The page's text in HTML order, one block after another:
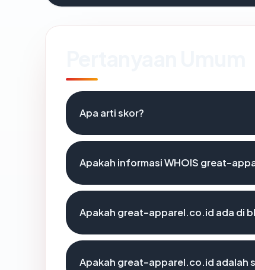
Apa arti skor?
Apakah informasi WHOIS great-
Apakah great-apparel.co.id ada di
Apakah great-apparel.co.id adalah